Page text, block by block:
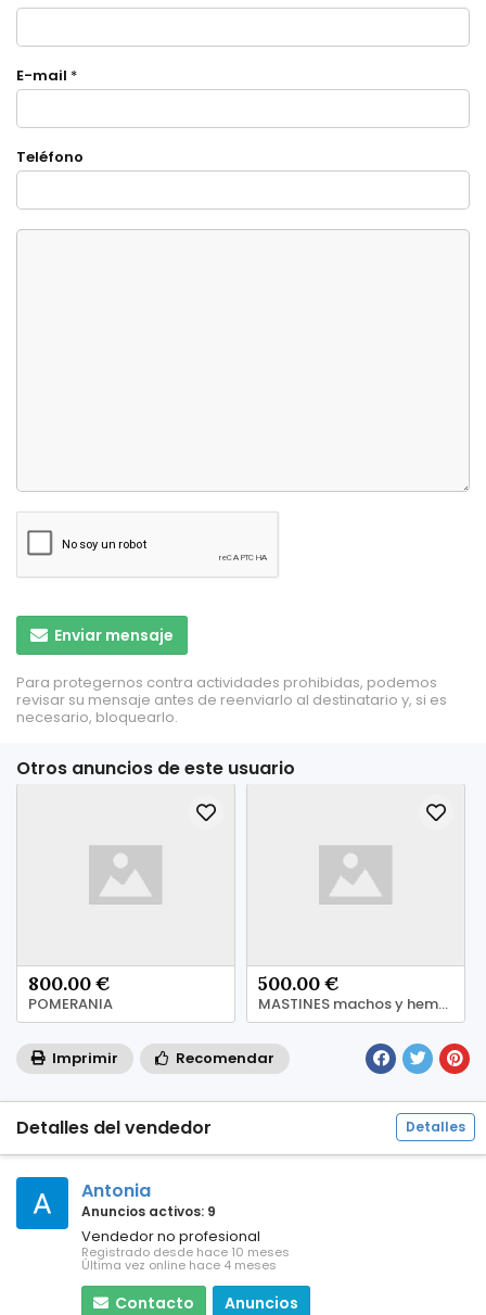
E-mail *
Teléfono
Enviar mensaje
Para protegernos contra actividades prohibidas, podemos
revisar su mensaje antes de reenviarlo al destinatario y, si es
necesario, bloquearlo.
Otros anuncios de este usuario
800.00 €
POMERANIA
500.00 €
MASTINES machos y hembras
Imprimir Recomendar
Detalles del vendedor Detalles
Antonia
Anuncios activos: 9
Vendedor no profesional
Registrado desde hace 10 meses
Última vez online hace 4 meses
Contacto Anuncios